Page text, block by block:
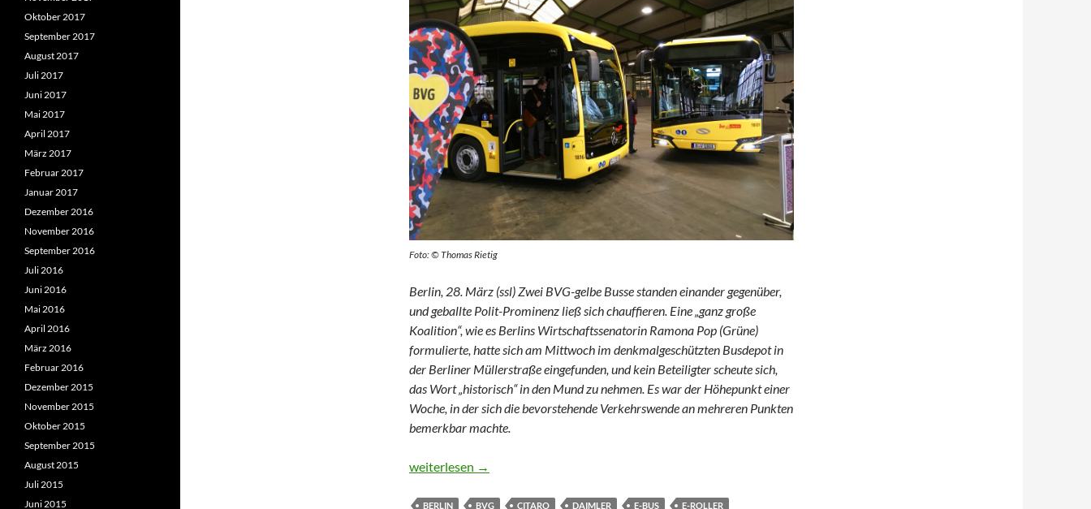
Foto: © Thomas Rietig
Berlin, 28. März (ssl) Zwei BVG-gelbe Busse standen einander gegenüber,
und geballte Polit-Prominenz ließ sich chauffieren. Eine „ganz große
Koalition“, wie es Berlins Wirtschaftssenatorin Ramona Pop (Grüne)
formulierte, hatte sich am Mittwoch im denkmalgeschützten Busdepot in
der Berliner Müllerstraße eingefunden, und kein Beteiligter scheute sich,
das Wort „historisch“ in den Mund zu nehmen. Es war der Höhepunkt einer
Woche, in der sich die bevorstehende Verkehrswende an mehreren Punkten
bemerkbar machte.
Ein Selfie mit dem Abbiege-Assistenten
weiterlesen →
BERLIN BVG CITARO DAIMLER E-BUS E-ROLLER
Oktober 2017
September 2017
August 2017
Juli 2017
Juni 2017
Mai 2017
April 2017
März 2017
Februar 2017
Januar 2017
Dezember 2016
November 2016
September 2016
Juli 2016
Juni 2016
Mai 2016
April 2016
März 2016
Februar 2016
Dezember 2015
November 2015
Oktober 2015
September 2015
August 2015
Juli 2015
Juni 2015